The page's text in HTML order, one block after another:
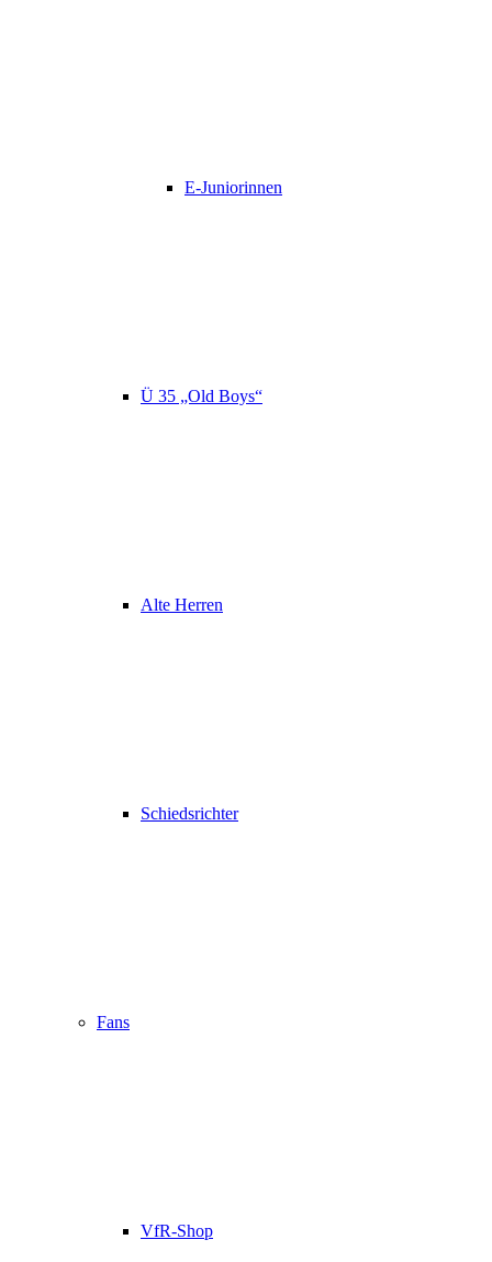
E-Juniorinnen
Ü 35 „Old Boys“
Alte Herren
Schiedsrichter
Fans
VfR-Shop